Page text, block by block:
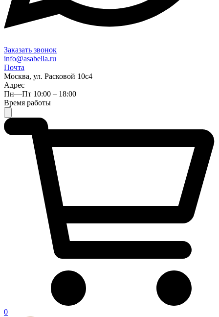
Заказать звонок
info@asabella.ru
Почта
Москва, ул. Расковой 10с4
Адрес
Пн—Пт 10:00 – 18:00
Время работы
0